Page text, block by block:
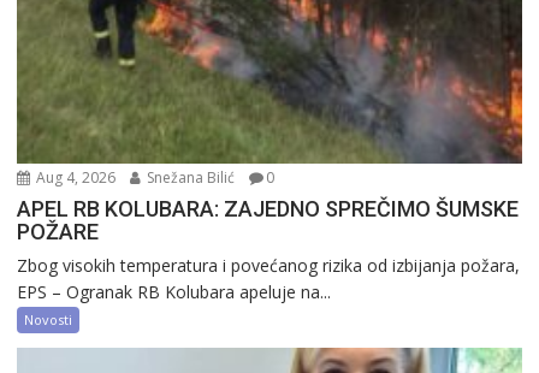
Aug 4, 2026 Snežana Bilić 0
APEL RB KOLUBARA: ZAJEDNO SPREČIMO ŠUMSKE
POŽARE
Zbog visokih temperatura i povećanog rizika od izbijanja požara,
EPS – Ogranak RB Kolubara apeluje na...
Novosti